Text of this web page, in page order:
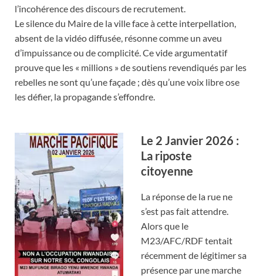
l’incohérence des discours de recrutement.
​Le silence du Maire de la ville face à cette interpellation,
absent de la vidéo diffusée, résonne comme un aveu
d’impuissance ou de complicité. Ce vide argumentatif
prouve que les « millions » de soutiens revendiqués par les
rebelles ne sont qu’une façade ; dès qu’une voix libre ose
les défier, la propagande s’effondre.
Le 2 Janvier 2026 :
La riposte
citoyenne
La réponse de la rue ne
s’est pas fait attendre.
Alors que le
M23/AFC/RDF tentait
récemment de légitimer sa
présence par une marche